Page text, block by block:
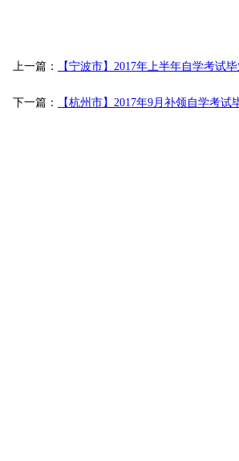
上一篇： 【宁波市】2017年上半年自学考试
下一篇： 【杭州市】2017年9月补领自学考试